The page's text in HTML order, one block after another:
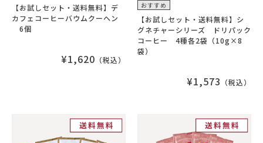
【お試しセット・送料無料】デ
カフェコーヒーバウムクーヘン
6個
¥1,620 （税込）
おすすめ
【お試しセット・送料無料】シ
グネチャーシリーズ ドリパック
コーヒー 4種各2袋（10g×8
袋）
¥1,573 （税込）